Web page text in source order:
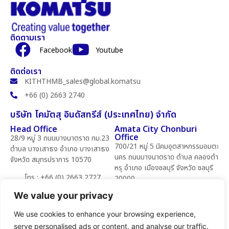
We value your privacy
We use cookies to enhance your browsing experience,
serve personalised ads or content, and analyse our traffic.
ติดตามเรา
Facebook Youtube
ติดต่อเรา
KITHTHMB_sales@global.komatsu
+66 (0) 2663 2740
บริษัท โคมัตสุ อินดัสทรีส์ (ประเทศไทย) จำกัด
Head Office
28/9 หมู่ 3 ถนนบางนาตราด กม.23
ตำบล บางเสาธง อำเภอ บางเสาธง
จังหวัด สมุทรปราการ 10570
โทร : +66 (0) 2663 2727
แฟกซ์ : +66 (0) 2663 2728
Amata City Chonburi
Office
700/21 หมู่ 5 นิคมอุตสาหกรรมอมตะ
นคร ถนนบางนาตราด ตำบล คลองตำ
หรุ อำเภอ เมืองชลบุรี จังหวัด ชลบุรี
20000
แฟกซ์ : +66 (0) 33 141 068